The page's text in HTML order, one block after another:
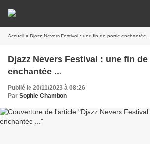
Accueil » Djazz Nevers Festival : une fin de partie enchantée ...
Djazz Nevers Festival : une fin de partie
enchantée ...
Publié le 20/11/2023 à 08:26
Par Sophie Chambon